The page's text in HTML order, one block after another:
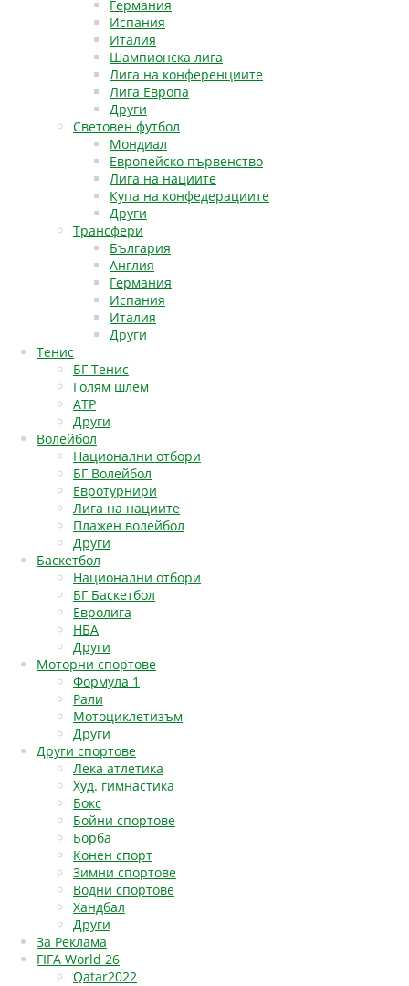
Германия
Испания
Италия
Шампионска лига
Лига на конференциите
Лига Европа
Други
Световен футбол
Мондиал
Европейско първенство
Лига на нациите
Купа на конфедерациите
Други
Трансфери
България
Англия
Германия
Испания
Италия
Други
Тенис
БГ Тенис
Голям шлем
АТР
Други
Волейбол
Национални отбори
БГ Волейбол
Евротурнири
Лига на нациите
Плажен волейбол
Други
Баскетбол
Национални отбори
БГ Баскетбол
Евролига
НБА
Други
Моторни спортове
Формула 1
Рали
Мотоциклетизъм
Други
Други спортове
Лека атлетика
Худ. гимнастика
Бокс
Бойни спортове
Борба
Конен спорт
Зимни спортове
Водни спортове
Хандбал
Други
За Реклама
FIFA World 26
Qatar2022